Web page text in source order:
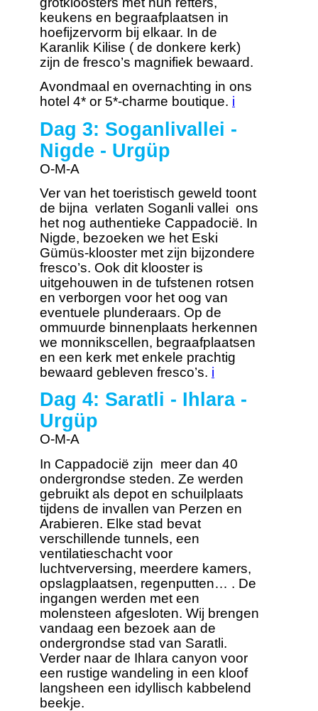
keukens en begraafplaatsen in
hoefijzervorm bij elkaar. In de
Karanlik Kilise ( de donkere kerk)
zijn de fresco’s magnifiek bewaard.
Avondmaal en overnachting in ons
hotel 4* or 5*-charme boutique. i
Dag 3: Soganlivallei -
Nigde - Urgüp
O-M-A
Ver van het toeristisch geweld toont
de bijna verlaten Soganli vallei ons
het nog authentieke Cappadocië. In
Nigde, bezoeken we het Eski
Gümüs-klooster met zijn bijzondere
fresco’s. Ook dit klooster is
uitgehouwen in de tufstenen rotsen
en verborgen voor het oog van
eventuele plunderaars. Op de
ommuurde binnenplaats herkennen
we monnikscellen, begraafplaatsen
en een kerk met enkele prachtig
bewaard gebleven fresco’s. i
Dag 4: Saratli - Ihlara -
Urgüp
O-M-A
In Cappadocië zijn meer dan 40
ondergrondse steden. Ze werden
gebruikt als depot en schuilplaats
tijdens de invallen van Perzen en
Arabieren. Elke stad bevat
verschillende tunnels, een
ventilatieschacht voor
luchtverversing, meerdere kamers,
opslagplaatsen, regenputten… . De
ingangen werden met een
molensteen afgesloten. Wij brengen
vandaag een bezoek aan de
ondergrondse stad van Saratli.
Verder naar de Ihlara canyon voor
een rustige wandeling in een kloof
langsheen een idyllisch kabbelend
beekje.